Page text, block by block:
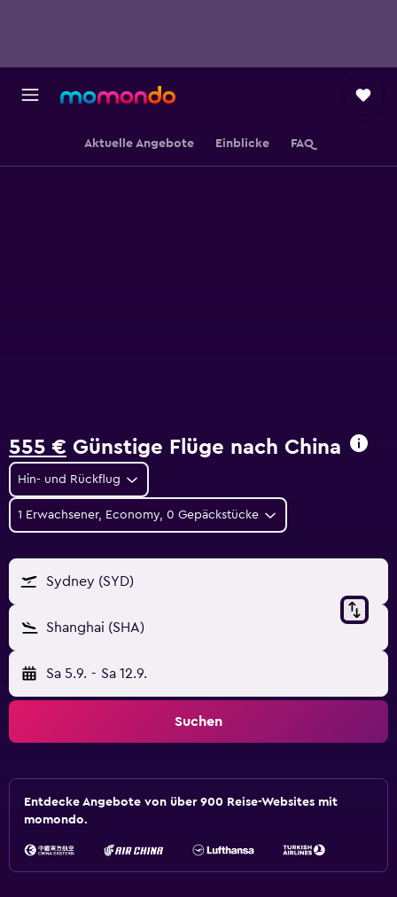
Aktuelle Angebote Einblicke FAQ
555 € Günstige Flüge nach China
Hin- und Rückflug
1 Erwachsener, Economy, 0 Gepäckstücke
Sydney (SYD)
Shanghai (SHA)
Sa 5.9. - Sa 12.9.
Suchen
Entdecke Angebote von über 900 Reise-Websites mit
momondo.